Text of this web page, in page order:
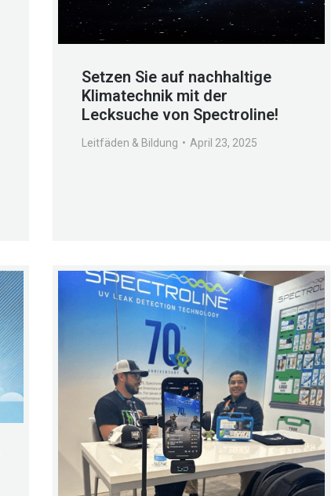
Setzen Sie auf nachhaltige
Klimatechnik mit der
Lecksuche von Spectroline!
Leitfäden & Bildung April 23, 2025